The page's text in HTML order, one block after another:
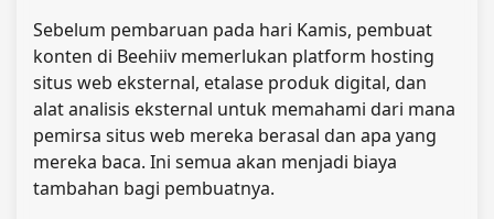
Sebelum pembaruan pada hari Kamis, pembuat
konten di Beehiiv memerlukan platform hosting
situs web eksternal, etalase produk digital, dan
alat analisis eksternal untuk memahami dari mana
pemirsa situs web mereka berasal dan apa yang
mereka baca. Ini semua akan menjadi biaya
tambahan bagi pembuatnya.